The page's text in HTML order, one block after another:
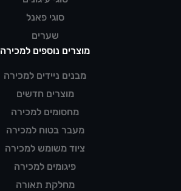
סוגי פאנל
שערים
מוצרים נוספים למכירה
מבנים ניידים למכירה
מוצרים חדשים
מחסומים למכירה
מעבר בטוח למכירה
ציוד משומש למכירה
פיגומים למכירה
מחלקת תאורה